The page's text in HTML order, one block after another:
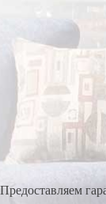
Предоставляем